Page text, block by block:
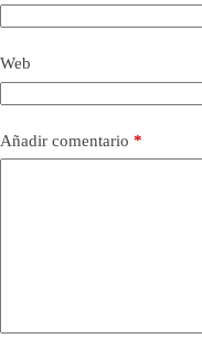
Web
Añadir comentario *